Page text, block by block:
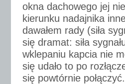
okna dachowego jej
kierunku nadajnika
dawałem rady (siła
się dramat: siła
wklepaniu kapcia nie
się udało to po
się powtórnie połączyć.